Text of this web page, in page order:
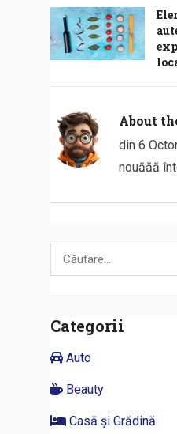
About
din 6
nouăăă
Caută
după:
Categorii
Auto
Beauty
Casă și Grădină